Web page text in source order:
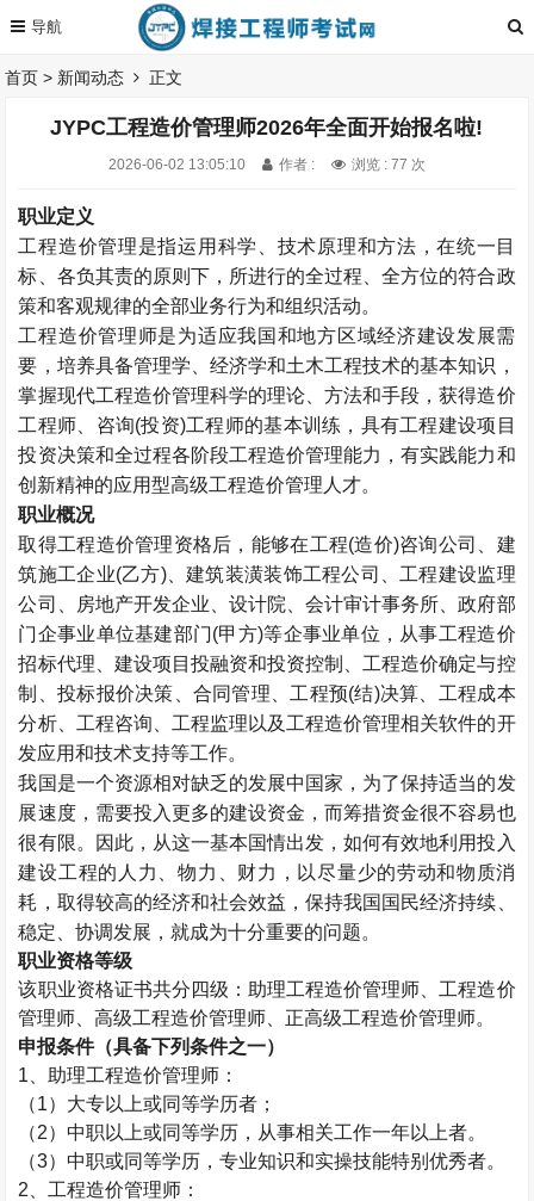
首页 > 新闻动态 正文
JYPC工程造价管理师2026年全面开始报名啦!
2026-06-02 13:05:10 作者 : 浏览 : 77 次
职业定义
工程造价管理是指运用科学、技术原理和方法，在统一目
标、各负其责的原则下，所进行的全过程、全方位的符合政
策和客观规律的全部业务行为和组织活动。
工程造价管理师是为适应我国和地方区域经济建设发展需
要，培养具备管理学、经济学和土木工程技术的基本知识，
掌握现代工程造价管理科学的理论、方法和手段，获得造价
工程师、咨询(投资)工程师的基本训练，具有工程建设项目
投资决策和全过程各阶段工程造价管理能力，有实践能力和
创新精神的应用型高级工程造价管理人才。
职业概况
取得工程造价管理资格后，能够在工程(造价)咨询公司、建
筑施工企业(乙方)、建筑装潢装饰工程公司、工程建设监理
公司、房地产开发企业、设计院、会计审计事务所、政府部
门企事业单位基建部门(甲方)等企事业单位，从事工程造价
招标代理、建设项目投融资和投资控制、工程造价确定与控
制、投标报价决策、合同管理、工程预(结)决算、工程成本
分析、工程咨询、工程监理以及工程造价管理相关软件的开
发应用和技术支持等工作。
我国是一个资源相对缺乏的发展中国家，为了保持适当的发
展速度，需要投入更多的建设资金，而筹措资金很不容易也
很有限。因此，从这一基本国情出发，如何有效地利用投入
建设工程的人力、物力、财力，以尽量少的劳动和物质消
耗，取得较高的经济和社会效益，保持我国国民经济持续、
稳定、协调发展，就成为十分重要的问题。
职业资格等级
该职业资格证书共分四级：助理工程造价管理师、工程造价
管理师、高级工程造价管理师、正高级工程造价管理师。
申报条件（具备下列条件之一）
1 、助理工程造价管理师：
（1）大专以上或同等学历者；
（2）中职以上或同等学历，从事相关工作一年以上者。
（3）中职或同等学历，专业知识和实操技能特别优秀者。
2 、工程造价管理师：